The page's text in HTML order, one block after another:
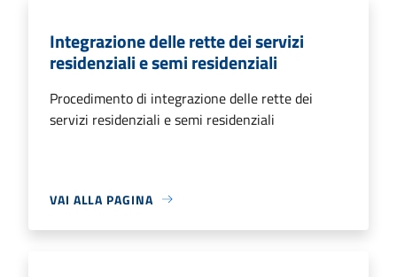
Integrazione delle rette dei servizi
residenziali e semi residenziali
Procedimento di integrazione delle rette dei
servizi residenziali e semi residenziali
VAI ALLA PAGINA